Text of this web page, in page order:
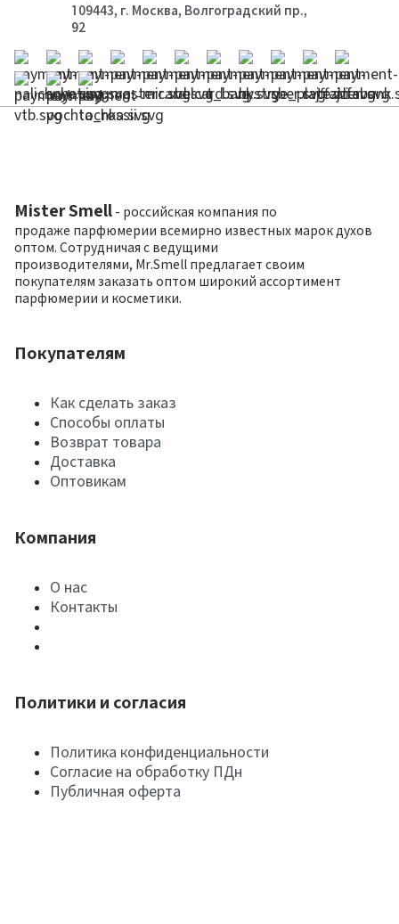
109443, г. Москва, Волгоградский пр.,
92
Mister Smell - российская компания по
продаже парфюмерии всемирно известных марок духов
оптом. Сотрудничая с ведущими
производителями, Mr.Smell предлагает своим
покупателям заказать оптом широкий ассортимент
парфюмерии и косметики.
Покупателям
Как сделать заказ
Способы оплаты
Возврат товара
Доставка
Оптовикам
Компания
О нас
Контакты
Политики и согласия
Политика конфиденциальности
Согласие на обработку ПДн
Публичная оферта